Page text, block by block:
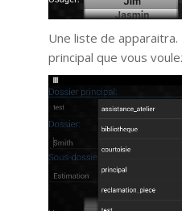
Une liste de
principal que vous